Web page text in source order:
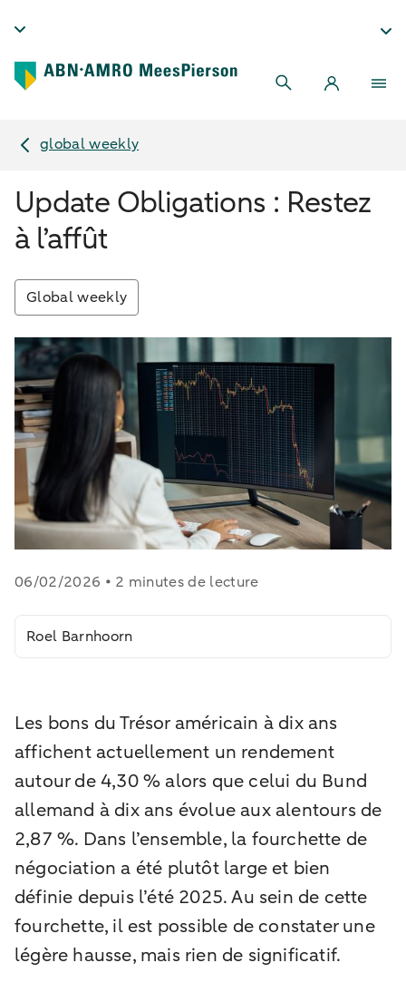
global weekly
Update Obligations : Restez
à l’affût
Global weekly
06/02/2026 • 2 minutes de lecture
Roel Barnhoorn
Les bons du Trésor américain à dix ans
affichent actuellement un rendement
autour de 4,30 % alors que celui du Bund
allemand à dix ans évolue aux alentours de
2,87 %. Dans l’ensemble, la fourchette de
négociation a été plutôt large et bien
définie depuis l’été 2025. Au sein de cette
fourchette, il est possible de constater une
légère hausse, mais rien de significatif.